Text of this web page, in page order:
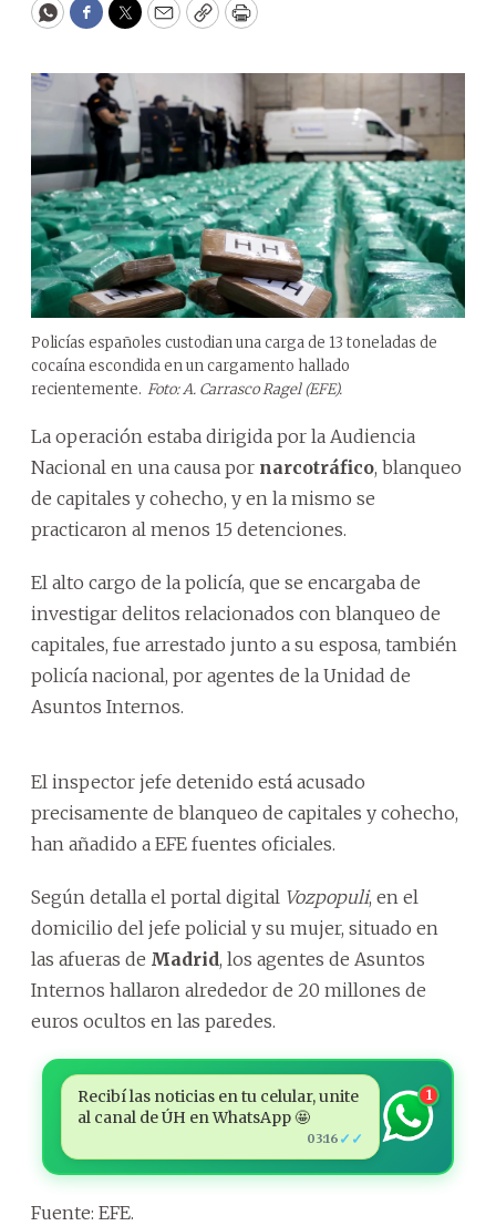
WhatsApp
Facebook
Twitter
EmailCopyPrint
Policías españoles custodian una carga de 13 toneladas de
cocaína escondida en un cargamento hallado
recientemente. Foto: A. Carrasco Ragel (EFE).
La operación estaba dirigida por la Audiencia
Nacional en una causa por narcotráfico, blanqueo
de capitales y cohecho, y en la mismo se
practicaron al menos 15 detenciones.
El alto cargo de la policía, que se encargaba de
investigar delitos relacionados con blanqueo de
capitales, fue arrestado junto a su esposa, también
policía nacional, por agentes de la Unidad de
Asuntos Internos.
El inspector jefe detenido está acusado
precisamente de blanqueo de capitales y cohecho,
han añadido a EFE fuentes oficiales.
Según detalla el portal digital Vozpopuli, en el
domicilio del jefe policial y su mujer, situado en
las afueras de Madrid, los agentes de Asuntos
Internos hallaron alrededor de 20 millones de
euros ocultos en las paredes.
Recibí las noticias en tu celular, unite
al canal de ÚH en WhatsApp 🤩
03:16 ✓✓
1
Fuente: EFE.